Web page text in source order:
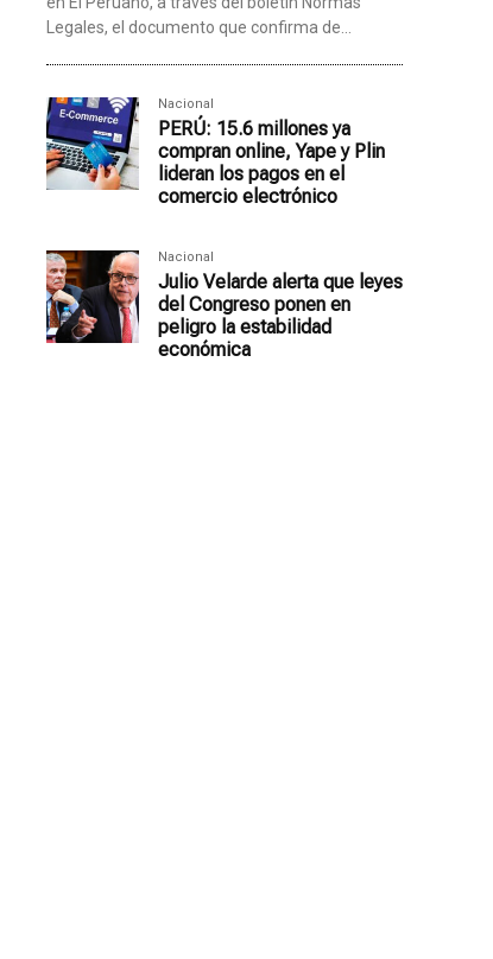
Legales, el documento que confirma de...
Nacional
PERÚ: 15.6 millones ya
compran online, Yape y Plin
lideran los pagos en el
comercio electrónico
Nacional
Julio Velarde alerta que leyes
del Congreso ponen en
peligro la estabilidad
económica